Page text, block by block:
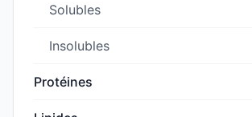
Solubles
Insolubles
Protéines